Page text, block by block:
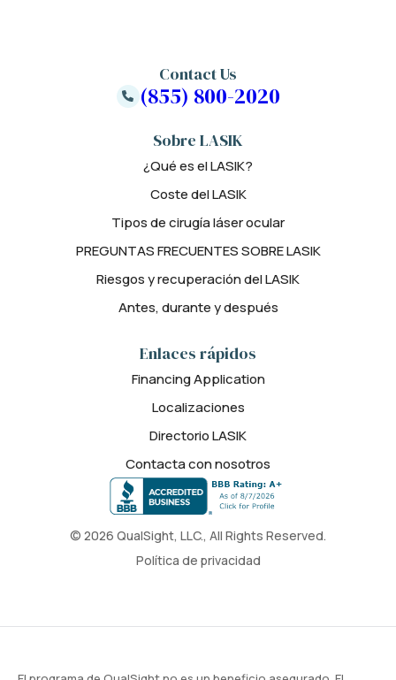
© 2026 QualSight, LLC., All Rights Reserved.
Política de privacidad
Sobre LASIK
¿Qué es el LASIK?
Coste del LASIK
Tipos de cirugía láser ocular
PREGUNTAS FRECUENTES SOBRE LASIK
Riesgos y recuperación del LASIK
Antes, durante y después
Enlaces rápidos
Financing Application
Localizaciones
Directorio LASIK
Contacta con nosotros
Contact Us
(855) 800-2020